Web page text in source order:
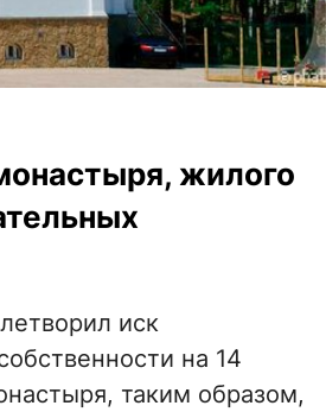
жилого
иск
на 14
таким образом,